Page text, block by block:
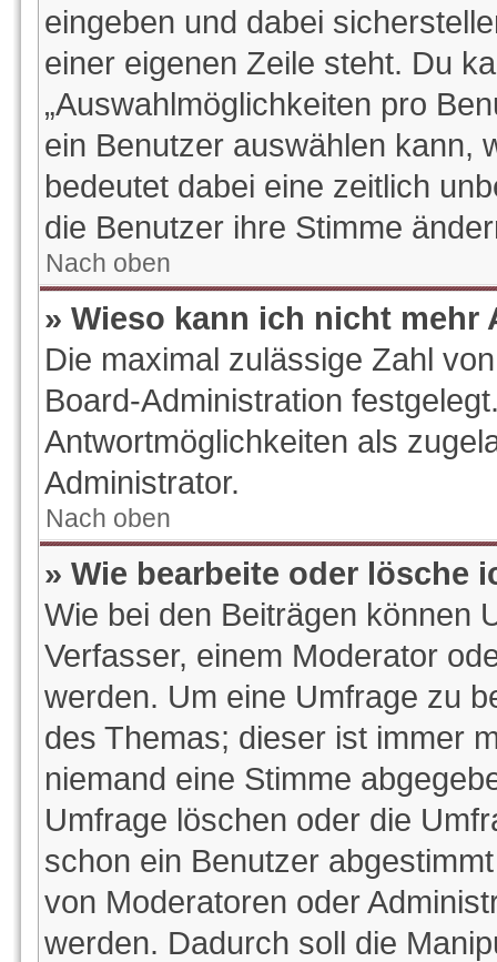
eingeben und dabei
einer eigenen Zeile steht. Du
„Auswahlmöglichkeiten pro
ein Benutzer auswählen kann,
bedeutet dabei eine zeitlich
die Benutzer ihre Stimme
Nach oben
» Wieso kann ich nicht
Die maximal zulässige Zahl
Board-Administration
Antwortmöglichkeiten als
Administrator.
Nach oben
» Wie bearbeite oder lösche
Wie bei den Beiträgen können
Verfasser, einem Moderator
werden. Um eine Umfrage zu
des Themas; dieser ist immer
niemand eine Stimme
Umfrage löschen oder die
schon ein Benutzer
von Moderatoren oder
werden. Dadurch soll die